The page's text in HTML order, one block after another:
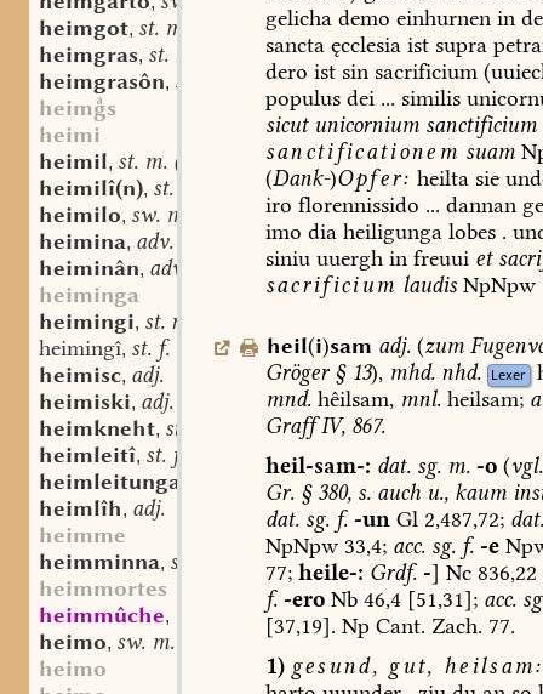
heimgot, st. m.
heimgras, st. n.
heimgrasôn, sw. v.
heims
heimi
heimil, st. m. (n.?)
heimilî(n), st. n.
heimilo, sw. m.
heimina, adv.
heiminân, adv.
heiminga
heimingi, st. n.
heimingî, st. f.
heimisc, adj.
heimiski, adj.
heimkneht, st. m.
heimleitî, st. f.
heimleitunga
heimlîh, adj.
heimme
heimminna, st. f.
heimmortes
heimmûche,
mhd. sw. m.
heimo, sw. m.
heimo
gelichademo einhurnenin
sanctaęcclesiaistsupra
dero istsinsacrificium
populusdei ... similis
sicutunicornium sanctificium
sanctificationem suam
(Dank-)Opfer: heiltasie
iro florennissido ... dannan
imo dia heiligungalobes.
siniuuuerghinfreuui et
sacrificium laudis NpNpw
heil(i)sam adj. (zum
Gröger§13), mhd. nhd. Lexer
mnd.hêilsam, mnl.heilsam;
GraffIV,867.
heil-sam-: dat.sg.m. -o(vgl.
Gr.§380,s. auchu.,kaum
dat.sg.f. -unGl2,487,72; dat.
NpNpw33,4; acc.sg.f. -e
77; heile-: Grdf. -] Nc836,22
f. -ero Nb46,4[51,31]; acc.
[37,19]. NpCant. Zach. 77.
1) gesund, gut, heilsam: